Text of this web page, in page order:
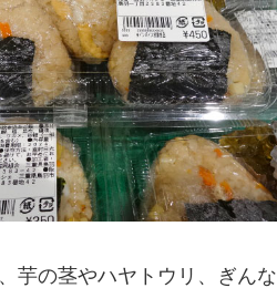
芋の茎やハヤトウリ、ぎんな